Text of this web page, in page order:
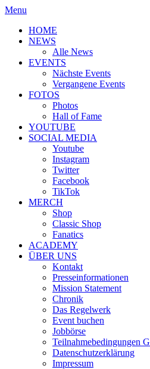
Menu
HOME
NEWS
Alle News
EVENTS
Nächste Events
Vergangene Events
FOTOS
Photos
Hall of Fame
YOUTUBE
SOCIAL MEDIA
Youtube
Instagram
Twitter
Facebook
TikTok
MERCH
Shop
Classic Shop
Fanatics
ACADEMY
ÜBER UNS
Kontakt
Presseinformationen
Mission Statement
Chronik
Das Regelwerk
Event buchen
Jobbörse
Teilnahmebedingungen
Datenschutzerklärung
Impressum